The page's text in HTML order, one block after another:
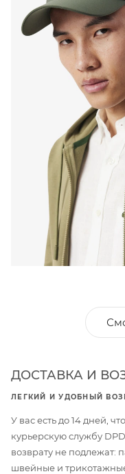
ДОСТАВКА И
ЛЕГКИЙ И УДОБНЫЙ
У вас есть до 14 дней,
курьерскую службу
возврату не подлежат:
швейные и